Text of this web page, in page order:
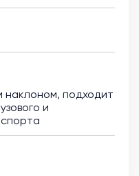
наклоном, подходит
и